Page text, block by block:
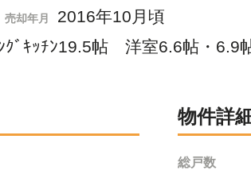
売却年月 2016年10月頃
ｸﾞｷｯﾁﾝ19.5帖 洋室6.6帖・6.9
物件詳
総戸数